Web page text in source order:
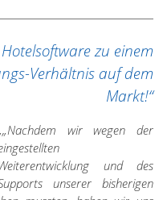
zu einem
Verhältnis auf dem
Markt!“
wir wegen der
und des
unserer bisherigen